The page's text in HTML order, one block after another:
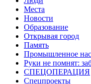
Места
Новости
Образование
Открывая город
Память
Промышленное
Руки не помнят:
СПЕЦОПЕРАЦИЯ
Спецпроекты